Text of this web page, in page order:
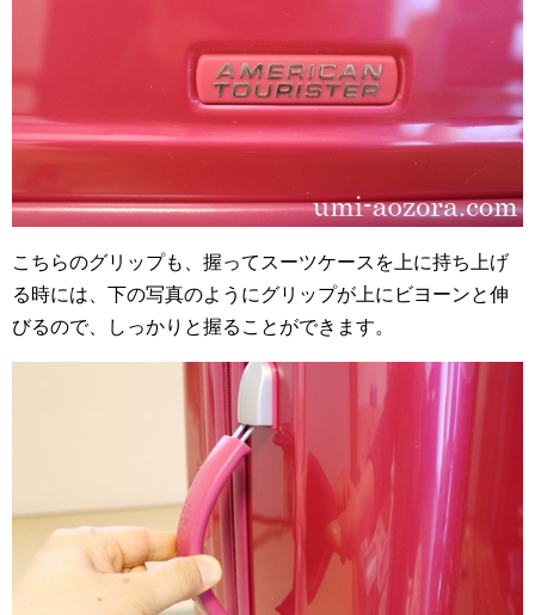
こちらのグリップも、握ってスーツケースを上に持ち上げ
る時には、下の写真のようにグリップが上にビヨーンと伸
びるので、しっかりと握ることができます。